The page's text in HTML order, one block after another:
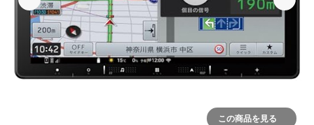
この商品を見る